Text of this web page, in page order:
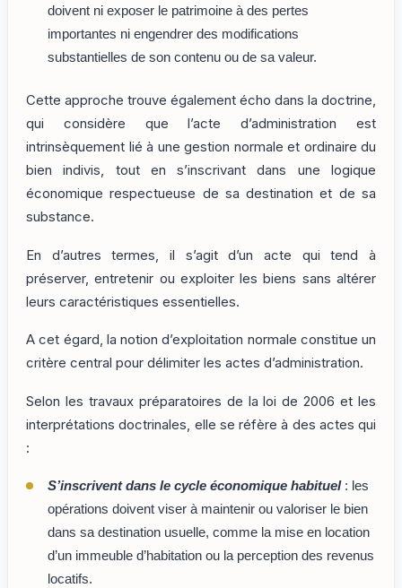
doivent ni exposer le patrimoine à des pertes
importantes ni engendrer des modifications
substantielles de son contenu ou de sa valeur.
Cette approche trouve également écho dans la doctrine,
qui considère que l’acte d’administration est
intrinsèquement lié à une gestion normale et ordinaire du
bien indivis, tout en s’inscrivant dans une logique
économique respectueuse de sa destination et de sa
substance.
En d’autres termes, il s’agit d’un acte qui tend à
préserver, entretenir ou exploiter les biens sans altérer
leurs caractéristiques essentielles.
A cet égard, la notion d’exploitation normale constitue un
critère central pour délimiter les actes d’administration.
Selon les travaux préparatoires de la loi de 2006 et les
interprétations doctrinales, elle se réfère à des actes qui
:
S’inscrivent dans le cycle économique habituel : les
opérations doivent viser à maintenir ou valoriser le bien
dans sa destination usuelle, comme la mise en location
d’un immeuble d’habitation ou la perception des revenus
locatifs.